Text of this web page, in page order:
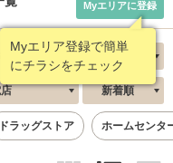
Myエリア登録で簡単
にチラシをチェック
Myエリアに登録
新着順
ドラッグストア ホームセンタ